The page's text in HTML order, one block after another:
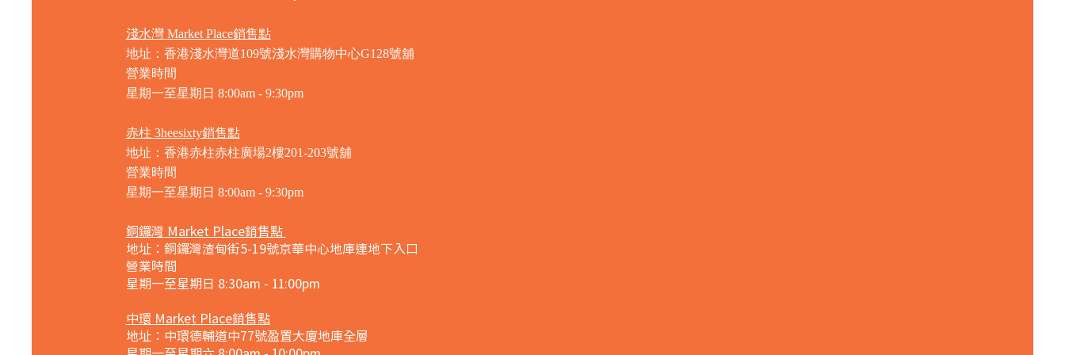
淺水灣 Market Place銷售點
地址：香港淺水灣道109號淺水灣購物中心G128號舖
營業時間
星期一至星期日 8:00am - 9:30pm
赤柱 3heesixty銷售點
地址：香港赤柱赤柱廣場2樓201-203號舖
營業時間
星期一至星期日 8:00am - 9:30pm
銅鑼灣 Market Place銷售點
地址：銅鑼灣渣甸街5-19號京華中心地庫連地下入口​
營業時間
星期一至星期日 8:30am - 11:00pm
中環 Market Place銷售點
地址：中環德輔道中77號盈置大廈地庫全層